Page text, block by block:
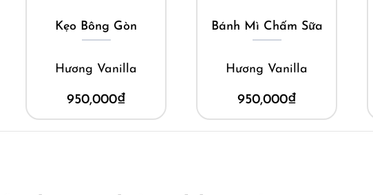
Kẹo Bông Gòn
Hương Vanilla
950,000₫
Bánh Mì Chấm Sữa
Hương Vanilla
950,000₫